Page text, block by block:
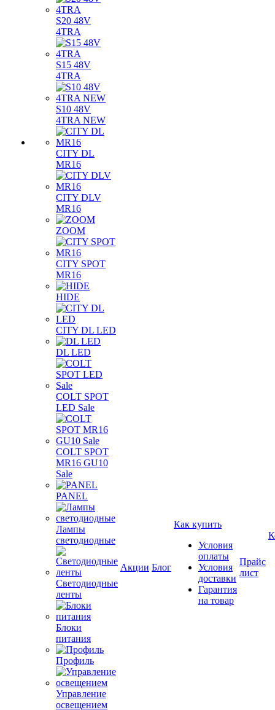
S20 48V
4TRA
S15 48V
4TRA
S10 48V
4TRA NEW
CITY DL
MR16
CITY DLV
MR16
ZOOM
CITY SPOT
MR16
HIDE
CITY DL LED
DL LED
COLT SPOT
LED Sale
COLT SPOT
MR16 GU10
Sale
PANEL
Лампы
светодиодные
Светодиодные
ленты
Блоки
питания
Профиль
Управление
освещением
Акции Блог
Как купить
Условия
оплаты
Условия
доставки
Гарантия
на товар
Прайс
лист